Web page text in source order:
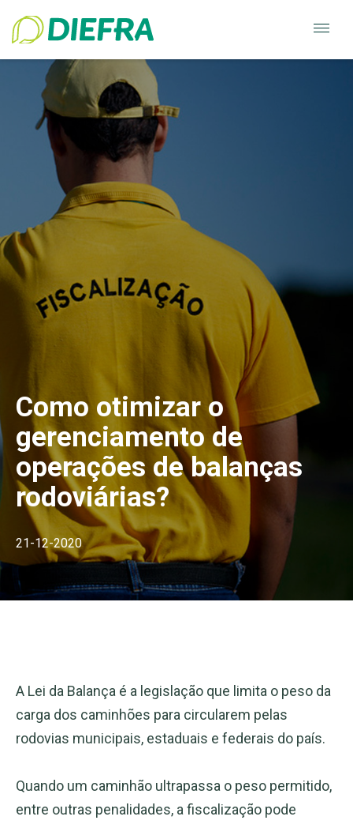
Como otimizar o
gerenciamento de
operações de balanças
rodoviárias?
21-12-2020
A Lei da Balança é a legislação que limita o peso da
carga dos caminhões para circularem pelas
rodovias municipais, estaduais e federais do país.
Quando um caminhão ultrapassa o peso permitido,
entre outras penalidades, a fiscalização pode